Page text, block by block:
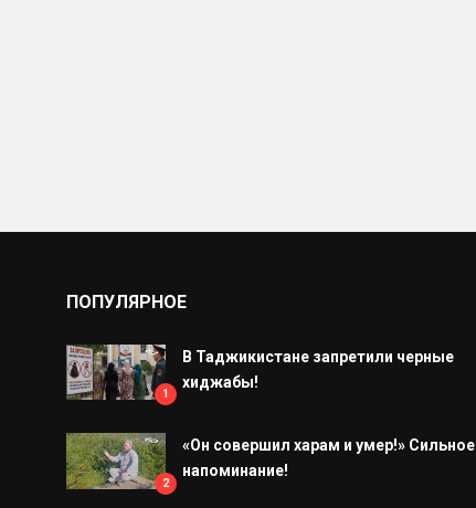
ПОПУЛЯРНОЕ
1
В Таджикистане запретили черные
хиджабы!
2
«Он совершил харам и умер!» Сильное
напоминание!